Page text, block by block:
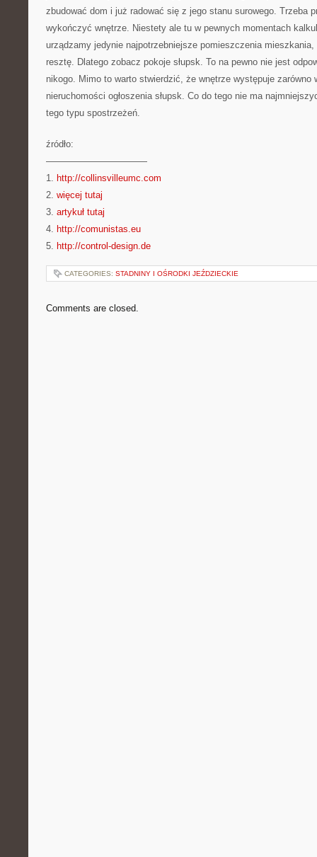
zbudować dom i już radować się z jego stanu surowego. Trzeba
wykończyć wnętrze. Niestety ale tu w pewnych momentach
urządzamy jedynie najpotrzebniejsze pomieszczenia
resztę. Dlatego zobacz pokoje słupsk. To na pewno nie jest
nikogo. Mimo to warto stwierdzić, że wnętrze występuje zarówno
nieruchomości ogłoszenia słupsk. Co do tego nie ma
tego typu spostrzeżeń.
źródło:
———————————
1. http://collinsvilleumc.com
2. więcej tutaj
3. artykuł tutaj
4. http://comunistas.eu
5. http://control-design.de
CATEGORIES: STADNINY I OŚRODKI JEŹDZIECKIE
Comments are closed.